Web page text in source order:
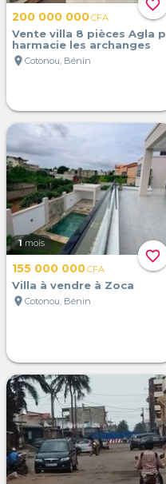
favorite_border
200 000 000CFA
Vente villa 8 pièces Agla p
harmacie les archanges
location_on Cotonou, Bénin
favorite_border
1 mois
155 000 000CFA
Villa à vendre à Zoca
location_on Cotonou, Bénin